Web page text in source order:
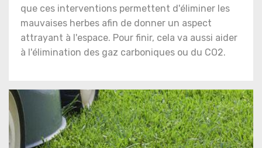
que ces interventions permettent d'éliminer les
mauvaises herbes afin de donner un aspect
attrayant à l'espace. Pour finir, cela va aussi aider
à l'élimination des gaz carboniques ou du CO2.